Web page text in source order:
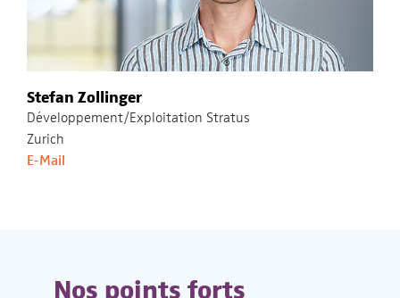
Stefan Zollinger
Développement/Exploitation Stratus
Zurich
E-Mail
Nos points forts